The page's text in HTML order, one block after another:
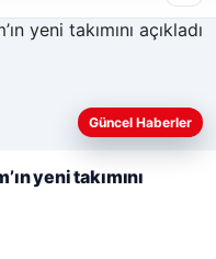
iyi anlayabilmek,Güncel Haberler
yeni takımını